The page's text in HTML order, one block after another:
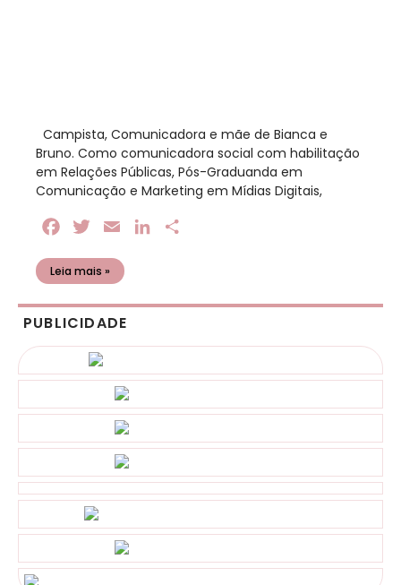
​ Campista, Comunicadora e mãe de Bianca e
Bruno. Como comunicadora social com habilitação
em Relações Públicas, Pós-Graduanda em
Comunicação e Marketing em Mídias Digitais,
FacebookTwitterEmail LinkedIn
Leia mais »
PUBLICIDADE